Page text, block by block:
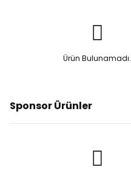
Ürün Bulunamadı.
Sponsor Ürünler